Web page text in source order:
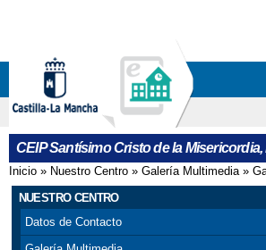
CEIP Santísimo Cristo de la
Se encuentra usted
Inicio » Nuestro Centro » Galería Multimedia»
NUESTRO CENTRO
Datos de Contacto